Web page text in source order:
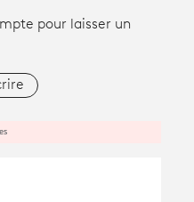
pour laisser un